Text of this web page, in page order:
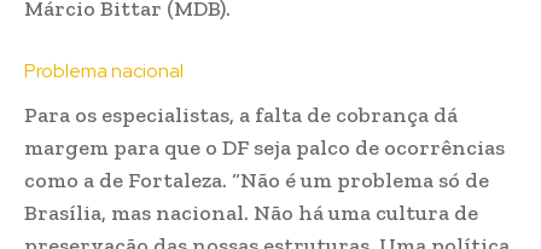
Márcio Bittar (MDB).
Problema nacional
Para os especialistas, a falta de cobrança dá
margem para que o DF seja palco de ocorrências
como a de Fortaleza. “Não é um problema só de
Brasília, mas nacional. Não há uma cultura de